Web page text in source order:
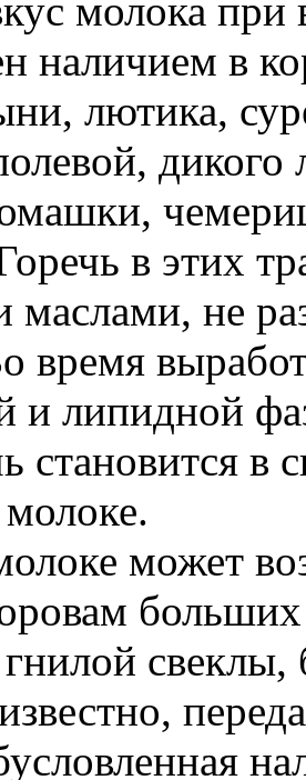
молока
наличием в
лютика,
дикого
в этих
не
время
и липидной
становится в
может
больших
гнилой